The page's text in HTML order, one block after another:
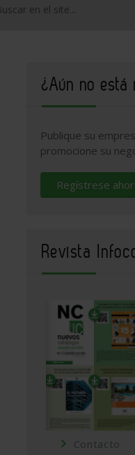
¿Aún no está
Publique su
promocione su
Regístrese
Revista
Contacto